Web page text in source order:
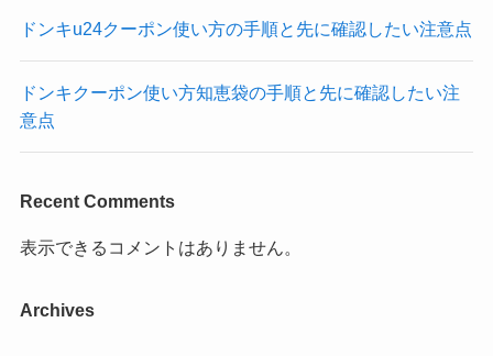
ドンキu24クーポン使い方の手順と先に確認したい注意点
ドンキクーポン使い方知恵袋の手順と先に確認したい注
意点
Recent Comments
表示できるコメントはありません。
Archives